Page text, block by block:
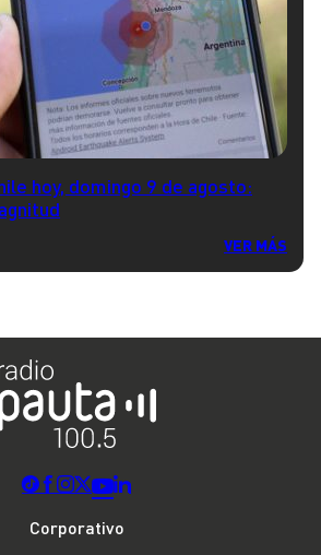
hoy, domingo 9 de agosto:
VER MÁS
Corporativo